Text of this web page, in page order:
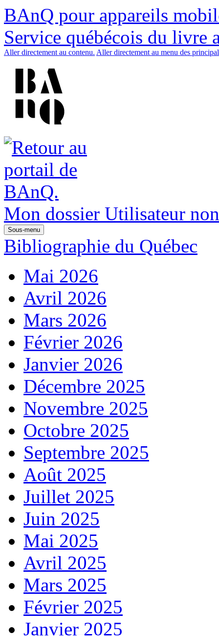
BAnQ pour appareils
Service québécois du livre
Aller directement au contenu. Aller directement au menu des
Mon dossier Utilisateur
Sous-menu
Bibliographie du Québec
Mai 2026
Avril 2026
Mars 2026
Février 2026
Janvier 2026
Décembre 2025
Novembre 2025
Octobre 2025
Septembre 2025
Août 2025
Juillet 2025
Juin 2025
Mai 2025
Avril 2025
Mars 2025
Février 2025
Janvier 2025